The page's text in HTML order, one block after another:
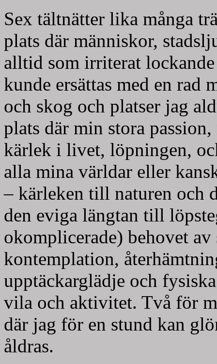
Sex tältnätter lika många
plats där människor,
alltid som irriterat
kunde ersättas med en rad
och skog och platser jag
plats där min stora
kärlek i livet, löpningen,
alla mina världar eller
– kärleken till naturen och
den eviga längtan till
okomplicerade) behovet
kontemplation,
upptäckarglädje och
vila och aktivitet. Två för
där jag för en stund kan
åldras.